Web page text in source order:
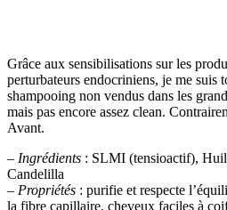
Grâce aux sensibilisations sur les
perturbateurs endocriniens, je me suis
shampooing non vendus dans les
mais pas encore assez clean.
Avant.
– Ingrédients : SLMI (tensioactif),
Candelilla
– Propriétés : purifie et respecte
la fibre capillaire, cheveux faciles à